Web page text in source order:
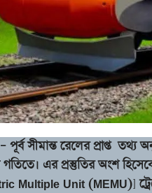
পূর্ব সীমান্ত রেলের প্রাপ্ত
এর প্রস্তুতির অংশ
Multiple Unit (MEMU)]